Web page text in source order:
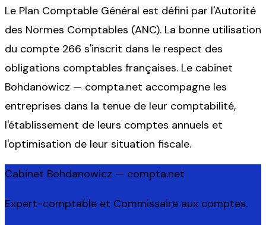
Le Plan Comptable Général est défini par l'Autorité
des Normes Comptables (ANC). La bonne utilisation
du compte 266 s'inscrit dans le respect des
obligations comptables françaises. Le cabinet
Bohdanowicz — compta.net accompagne les
entreprises dans la tenue de leur comptabilité,
l'établissement de leurs comptes annuels et
l'optimisation de leur situation fiscale.
Cabinet Bohdanowicz — compta.net
Expert-comptable et Commissaire aux comptes.